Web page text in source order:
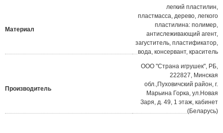
Материал
легкий пластилин,
пластмасса, дерево, легкого
пластилина: полимер,
антислеживающий агент,
загуститель, пластификатор,
вода, консервант, краситель
Производитель
ООО "Страна игрушек", РБ,
222827, Минская
обл.,Пуховичский район, г.
Марьина Горка, ул.Новая
Заря, д. 49, 1 этаж, кабинет
(Беларусь)